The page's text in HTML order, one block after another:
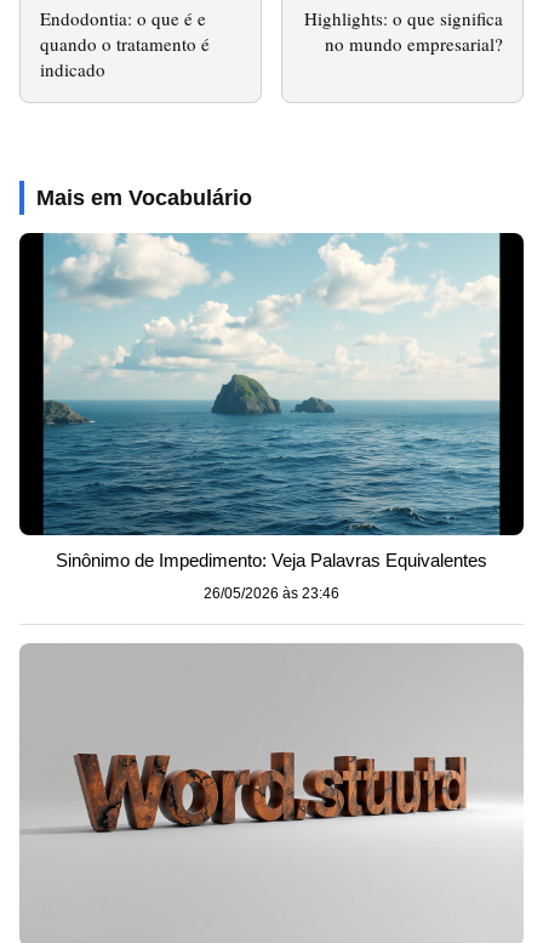
Endodontia: o que é e
quando o tratamento é
indicado
Highlights: o que significa
no mundo empresarial?
Mais em Vocabulário
Sinônimo de Impedimento: Veja Palavras Equivalentes
26/05/2026 às 23:46